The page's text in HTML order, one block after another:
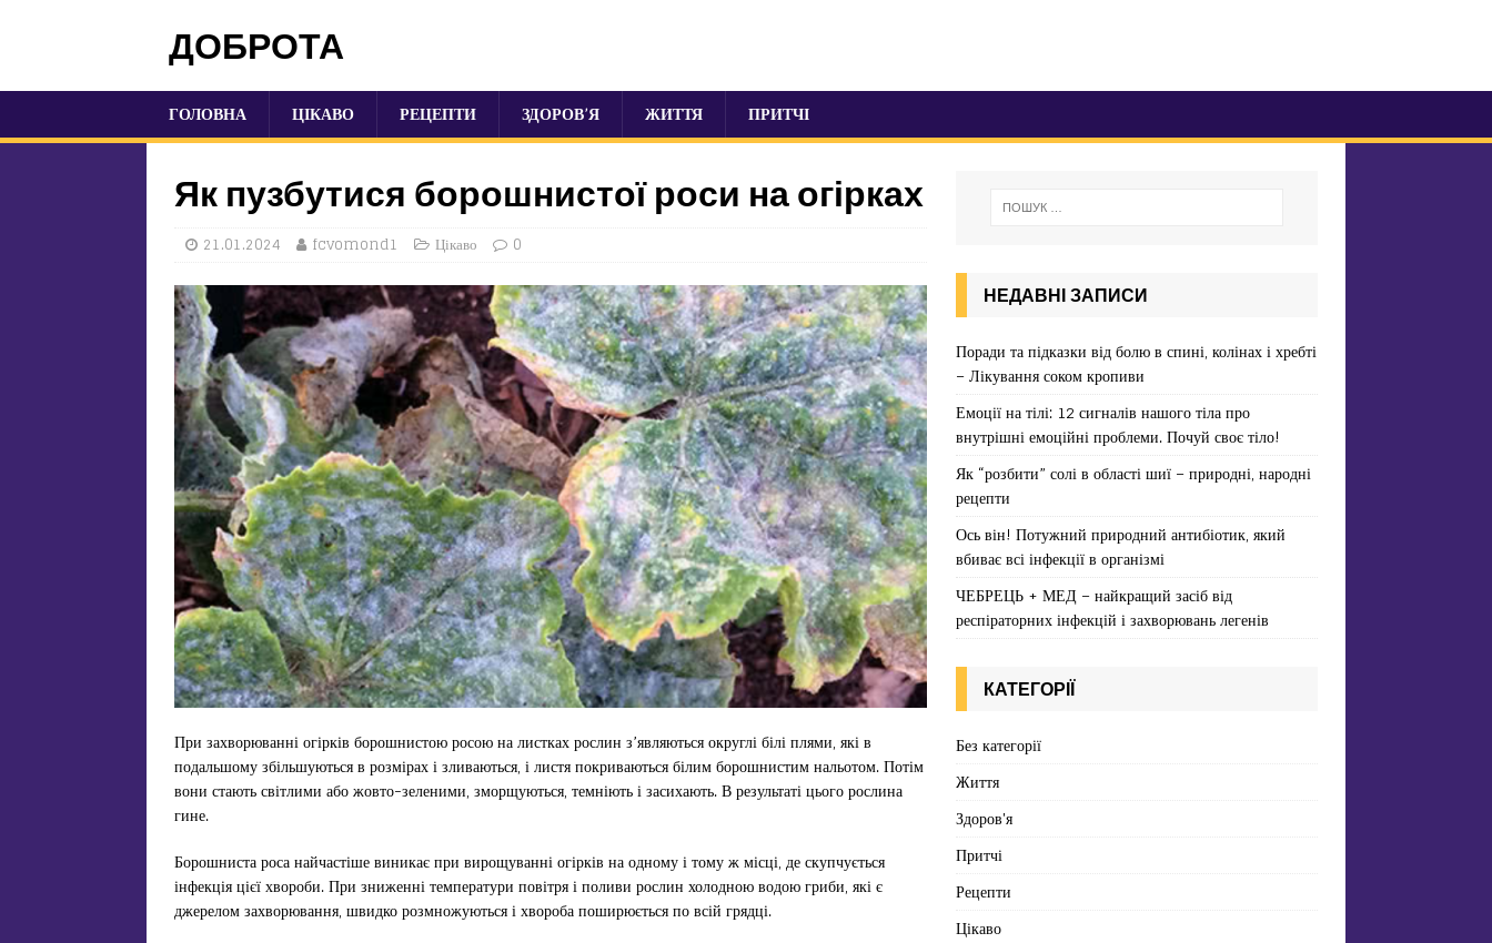
ДОБРОТА
ГОЛОВНА ЦІКАВО РЕЦЕПТИ ЗДОРОВ’Я ЖИТТЯ ПРИТЧІ
Як пузбутися борошнистої роси на огірках
21.01.2024 fcvomond1 Цікаво 0
При захворюванні огірків борошнистою росою на листках рослин з’являються округлі білі плями, які в
подальшому збільшуються в розмірах і зливаються, і листя покриваються білим борошнистим нальотом. Потім
вони стають світлими або жовто-зеленими, зморщуються, темніють і засихають. В результаті цього рослина
гине.
Борошниста роса найчастіше виникає при вирощуванні огірків на одному і тому ж місці, де скупчується
інфекція цієї хвороби. При зниженні температури повітря і поливи рослин холодною водою гриби, які є
джерелом захворювання, швидко розмножуються і хвороба поширюється по всій грядці.
НЕДАВНІ ЗАПИСИ
Поради та підказки від болю в спині, колінах і хребті
– Лікування соком кропиви
Емоції на тілі: 12 сигналів нашого тіла про
внутрішні емоційні проблеми. Почуй своє тіло!
Як “розбити” солі в області шиї – природні, народні
рецепти
Ось він! Потужний природний антибіотик, який
вбиває всі інфекції в організмі
ЧЕБРЕЦЬ + МЕД – найкращий засіб від
респіраторних інфекцій і захворювань легенів
КАТЕГОРІЇ
Без категорії
Життя
Здоров'я
Притчі
Рецепти
Цікаво